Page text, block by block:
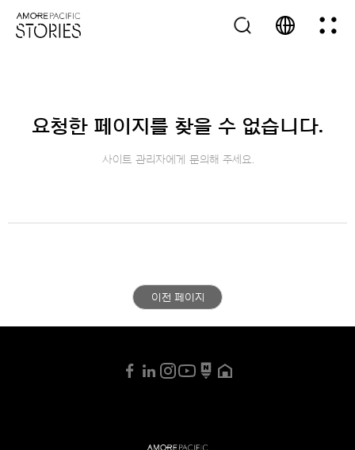
요청한 페이지를 찾을 수 없습니다.
사이트 관리자에게 문의해 주세요.
이전 페이지